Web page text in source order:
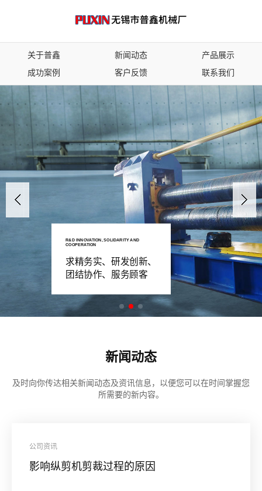
关于普鑫 新闻动态
产品展示
成功案例
客户反馈 联系我们
R&D INNOVATION, SOLIDARITY AND
COOPERATION
求精务实、研发创新、
团结协作、服务顾客
新闻动态
及时向你传达相关新闻动态及资讯信息，以便您可以在时间掌握您
所需要的新内容。
公司资讯
影响纵剪机剪裁过程的原因